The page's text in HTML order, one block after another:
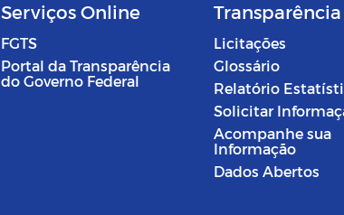
Serviços Online
FGTS
Portal da Transparência
do Governo Federal
Transparência
Licitações
Glossário
Relatório
Solicitar
Acompanhe sua
Informação
Dados Abertos